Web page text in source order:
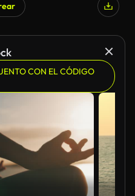
CON EL CÓDIGO